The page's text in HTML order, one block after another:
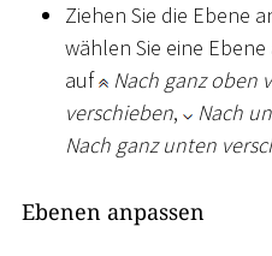
Ziehen Sie die Ebene
wählen Sie eine
auf
Nach ganz oben
verschieben, Nach
Nach ganz unten
Ebenen anpassen